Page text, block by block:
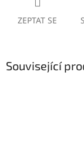
ZEPTAT SE
Související